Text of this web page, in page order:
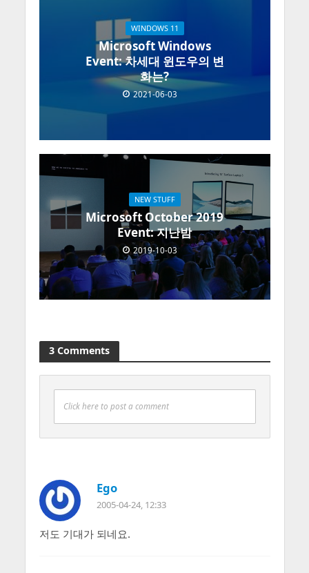
WINDOWS 11
Microsoft Windows
Event: 차세대 윈도우의 변
화는?
2021-06-03
NEW STUFF
Microsoft October 2019
Event: 지난밤
2019-10-03
3 Comments
Click here to post a comment
Ego
2005-04-24, 12:33
저도 기대가 되네요.